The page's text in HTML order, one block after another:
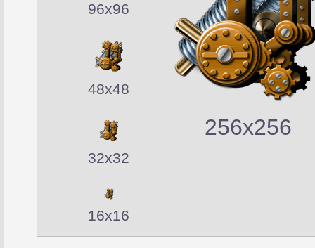
96x96
48x48
32x32
16x16
256x256